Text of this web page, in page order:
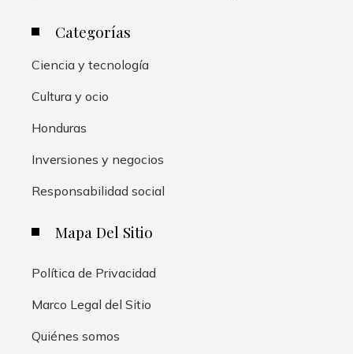
Categorías
Ciencia y tecnología
Cultura y ocio
Honduras
Inversiones y negocios
Responsabilidad social
Mapa Del Sitio
Política de Privacidad
Marco Legal del Sitio
Quiénes somos